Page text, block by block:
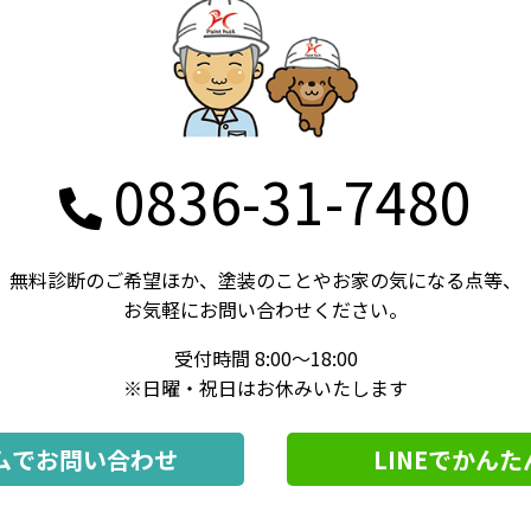
0836-31-7480
無料診断のご希望ほか、 塗装のことやお家の気になる点等、
お気軽にお問い合わせください。
受付時間 8:00～18:00
※日曜・祝日はお休みいたします
でお問い合わせ LINEでかんた